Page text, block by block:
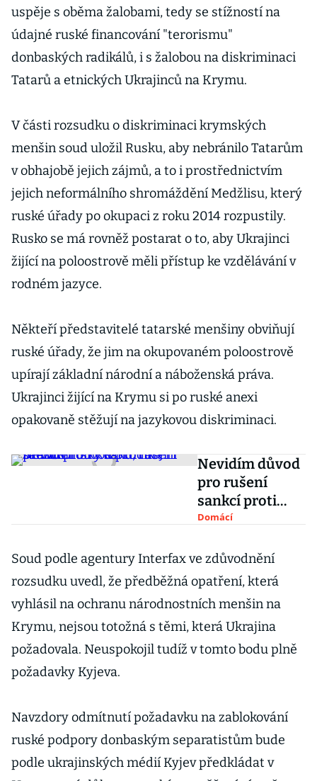
uspěje s oběma žalobami, tedy se stížností na
údajné ruské financování "terorismu"
donbaských radikálů, i s žalobou na diskriminaci
Tatarů a etnických Ukrajinců na Krymu.
V části rozsudku o diskriminaci krymských
menšin soud uložil Rusku, aby nebránilo Tatarům
v obhajobě jejich zájmů, a to i prostřednictvím
jejich neformálního shromáždění Medžlisu, který
ruské úřady po okupaci z roku 2014 rozpustily.
Rusko se má rovněž postarat o to, aby Ukrajinci
žijící na poloostrově měli přístup ke vzdělávání v
rodném jazyce.
Někteří představitelé tatarské menšiny obviňují
ruské úřady, že jim na okupovaném poloostrově
upírají základní národní a náboženská práva.
Ukrajinci žijící na Krymu si po ruské anexi
opakovaně stěžují na jazykovou diskriminaci.
Nevidím důvod
pro rušení
sankcí proti
Rusku, říká
kandidát Jiří
Drahoš
Domácí
Soud podle agentury Interfax ve zdůvodnění
rozsudku uvedl, že předběžná opatření, která
vyhlásil na ochranu národnostních menšin na
Krymu, nejsou totožná s těmi, která Ukrajina
požadovala. Neuspokojil tudíž v tomto bodu plně
požadavky Kyjeva.
Navzdory odmítnutí požadavku na zablokování
ruské podpory donbaským separatistům bude
podle ukrajinských médií Kyjev předkládat v